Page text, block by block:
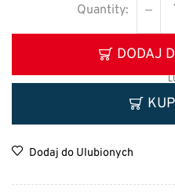
DODAJ
Dodaj do Ulubionych